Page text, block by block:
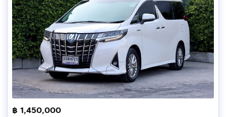
฿ 1,450,000